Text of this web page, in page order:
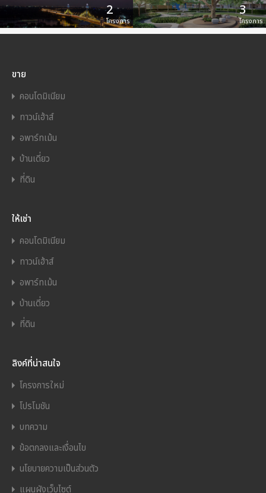
2
โครงการ
3
โครงการ
ขาย
คอนโดมิเนียม
ทาวน์เฮ้าส์
อพาร์ทเม้น
บ้านเดี่ยว
ที่ดิน
ให้เช่า
คอนโดมิเนียม
ทาวน์เฮ้าส์
อพาร์ทเม้น
บ้านเดี่ยว
ที่ดิน
ลิงค์ที่น่าสนใจ
โครงการใหม่
โปรโมชัน
บทความ
ข้อตกลงและเงื่อนไข
นโยบายความเป็นส่วนตัว
แผนผังเว็บไซต์